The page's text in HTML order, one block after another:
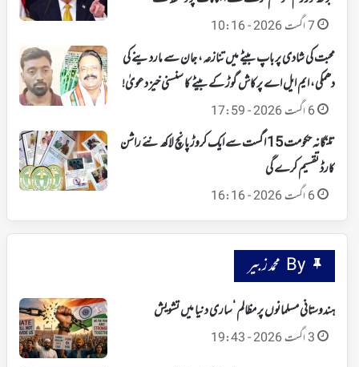
7 اگست 2026 - 10:16
محبت کی شادی پر باپ بیٹے میں تنازعہ، جان سے ماردینے کی
دھمکی، ایم ایل اے پرکاش گوڑ کے بیٹے کا سنسنی خیز دعویٰ!
6 اگست 2026 - 17:59
تلنگانہ حکومت 15 اگست سے ایک کروڑ پانچ لاکھ نئے راشن
کارڈ تقسیم کرے گی
6 اگست 2026 - 16:16
By محمد زبیر
ہندوستانی مسلمانوں پر مظالم ‘ساری دنیا میں تشویش
3 اگست 2026 - 19:43